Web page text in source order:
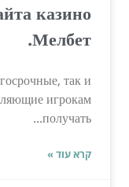
казино
Мелбет.
так и
игрокам
получать...
קרא עוד »